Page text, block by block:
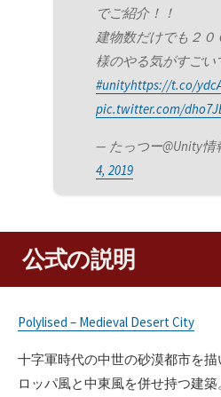
でご紹介！！
建物数だけでも２
様のやる気がすごい
#unityhttps://t.co/
pic.twitter.com/
— たっつー@Unity情
4, 2019
公式の説明
Polylised – Medieval Desert City
十字軍時代の中世の砂漠都市を
ロッパ風と中東風を併せ持つ建築